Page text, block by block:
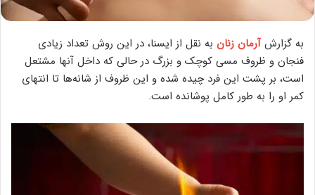
به گزارشآرمان زنان به نقل از ایسنا، در این روش تعداد زیادی
فنجان و ظروف مسی کوچک و بزرگ در حالی که داخل آنها مشتعل
است، بر پشت این فرد چیده شده و این ظروف از شانه‌ها تا انتهای
کمر او را به طور کامل پوشانده است.